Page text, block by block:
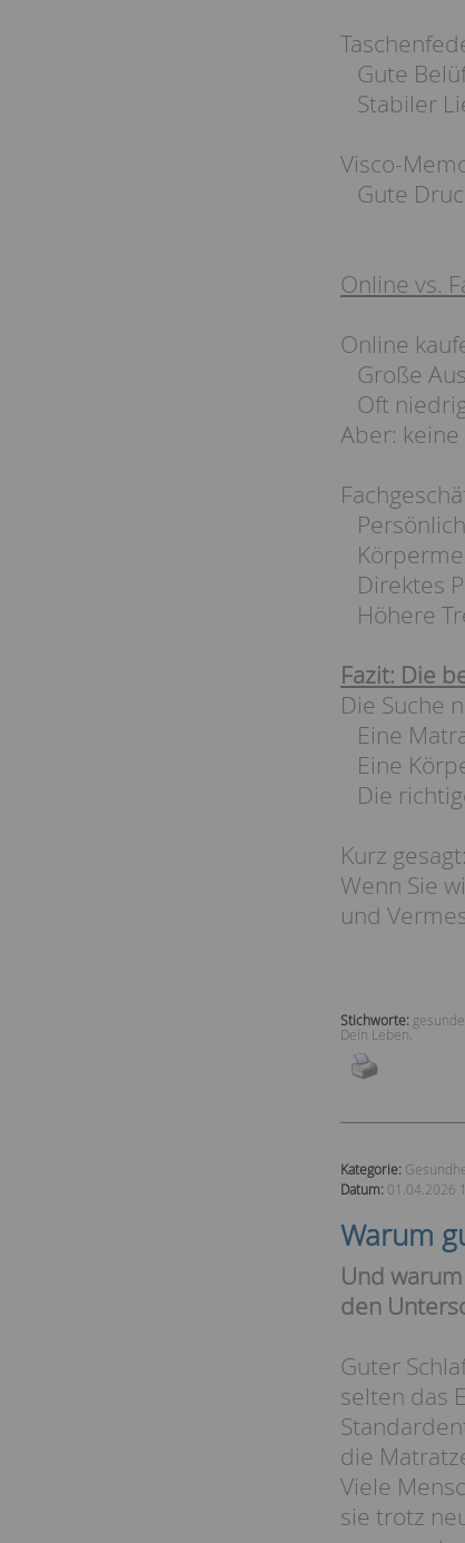
Gute
Stabiler
Visco-
Gute
Online vs.
Online
Große
Oft
Aber:
Direktes
Höhere
Fazit: Die
Die Suche
Eine
Eine
Die
Kurz gesagt:
Wenn Sie
und
Stichworte:
Dein Leben.
Kategorie:
Datum: 01.04.2026
Warum
Und
den
Guter
selten das
die
Viele
sie trotz